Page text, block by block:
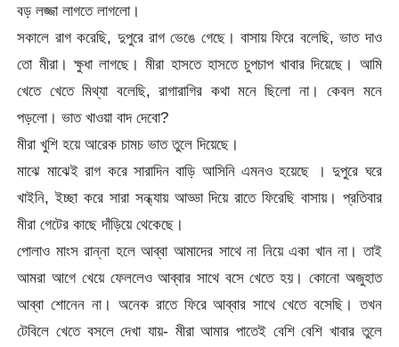
বড় লজ্জা লাগতে লাগলো।
সকালে রাগ করেছি, দুপুরে রাগ ভেঙে গেছে। বাসায় ফিরে বলেছি, ভাত দাও
তো মীরা। ক্ষুধা লাগছে। মীরা হাসতে হাসতে চুপচাপ খাবার দিয়েছে। আমি
খেতে খেতে মিথ্যা বলেছি, রাগারাগির কথা মনে ছিলো না। কেবল মনে
পড়লো। ভাত খাওয়া বাদ দেবো?
মীরা খুশি হয়ে আরেক চামচ ভাত তুলে দিয়েছে।
মাঝে মাঝেই রাগ করে সারাদিন বাড়ি আসিনি এমনও হয়েছে । দুপুরে ঘরে
খাইনি, ইচ্ছা করে সারা সন্ধ্যায় আড্ডা দিয়ে রাতে ফিরেছি বাসায়। প্রতিবার
মীরা গেটের কাছে দাঁড়িয়ে থেকেছে।
পোলাও মাংস রান্না হলে আব্বা আমাদের সাথে না নিয়ে একা খান না। তাই
আমরা আগে খেয়ে ফেললেও আব্বার সাথে বসে খেতে হয়। কোনো অজুহাত
আব্বা শোনেন না। অনেক রাতে ফিরে আব্বার সাথে খেতে বসেছি। তখন
টেবিলে খেতে বসলে দেখা যায়- মীরা আমার পাতেই বেশি বেশি খাবার তুলে